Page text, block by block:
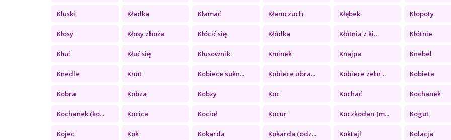
Kluski Kładka Kłamać Kłamczuch Kłębek Kłopoty
Kłosy Kłosy zboża Kłócić się Kłódka Kłótnia z ki... Kłótnie
Kłuć Kłuć się Kłusownik Kminek Knajpa Knebel
Knedle Knot Kobiece sukn... Kobiece ubra... Kobiece zebr... Kobieta
Kobra Kobza Kobzy Koc Kochać Kochanek
Kochanek (ko... Kocica Kocioł Kocur Koczkodan (m... Kogut
Kojec Kok Kokarda Kokarda (odz... Koktajl Kolacja